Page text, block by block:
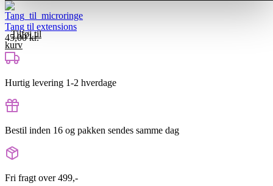
Tang til extensions
45,00kr.
Tilføj til
kurv
Hurtig levering 1-2 hverdage
Bestil inden 16 og pakken sendes samme dag
Fri fragt over 499,-